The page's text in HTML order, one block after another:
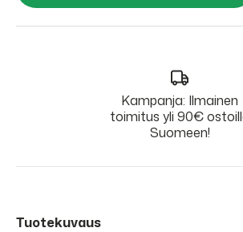
Kampanja: Ilmainen
toimitus yli 90€
Suomeen!
Tuotekuvaus